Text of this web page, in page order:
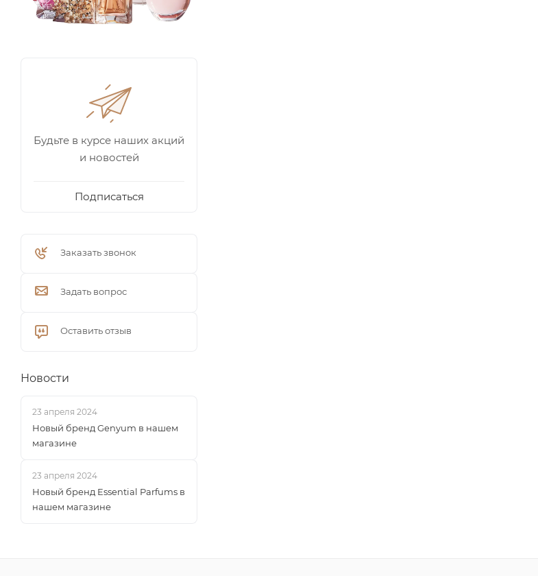
Будьте в курсе наших акций
и новостей
Подписаться
Заказать звонок
Задать вопрос
Оставить отзыв
Новости
23 апреля 2024
Новый бренд Genyum в нашем
магазине
23 апреля 2024
Новый бренд Essential Parfums в
нашем магазине